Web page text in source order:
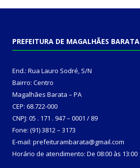
PREFEITURA DE MAGALHÃES BARATA
End.: Rua Lauro Sodré, S/N
Bairro: Centro
Magalhães Barata – PA
CEP: 68.722-000
CNPJ: 05 . 171 . 947 – 0001 / 89
Fone: (91) 3812 – 3173
E-mail: prefeiturambarata@gmail.com
Horário de atendimento: De 08:00 às 13:00